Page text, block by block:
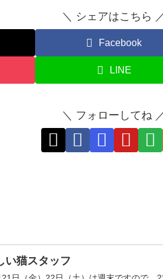
＼ シェアはこちら
Facebook
LINE
＼ フォローしてね
い猫スタッフ